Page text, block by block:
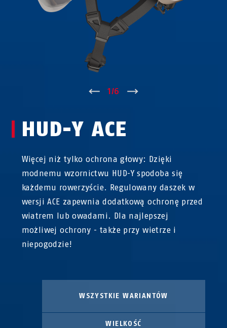
1/6
HUD-Y ACE
Więcej niż tylko ochrona głowy: Dzięki
modnemu wzornictwu HUD-Y spodoba się
każdemu rowerzyście. Regulowany daszek w
wersji ACE zapewnia dodatkową ochronę przed
wiatrem lub owadami. Dla najlepszej
możliwej ochrony - także przy wietrze i
niepogodzie!
WSZYSTKIE WARIANTÓW
WIELKOŚĆ